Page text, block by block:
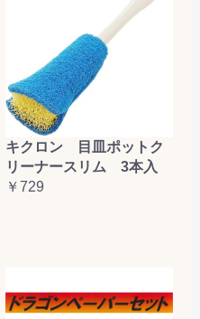
キクロン 目皿ポットク
リーナースリム 3本入
￥729